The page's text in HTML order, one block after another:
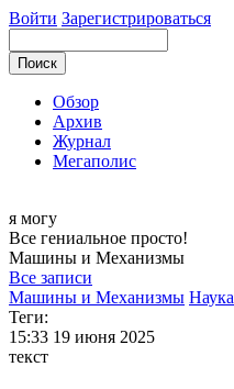
Войти Зарегистрироваться
Обзор
Архив
Журнал
Мегаполис
я могу
Все гениальное просто!
Машины и Механизмы
Все записи
Машины и Механизмы Наука
Теги:
15:33 19 июня 2025
текст